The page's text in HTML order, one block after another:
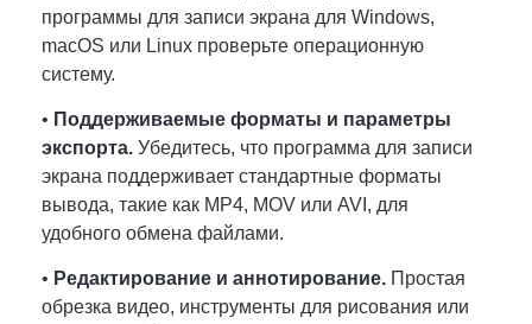
программы для записи экрана для Windows,
macOS или Linux проверьте операционную
систему.
• Поддерживаемые форматы и параметры
экспорта. Убедитесь, что программа для записи
экрана поддерживает стандартные форматы
вывода, такие как MP4, MOV или AVI, для
удобного обмена файлами.
• Редактирование и аннотирование. Простая
обрезка видео, инструменты для рисования или